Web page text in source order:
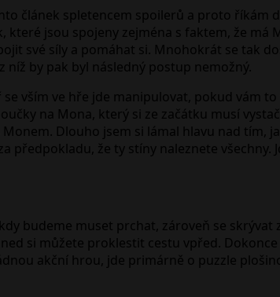
článek spletencem spoilerů a proto říkám
jsou spojeny zejména s faktem, že má
své síly a pomáhat si. Mnohokrát se tak
níž by pak byl následný postup nemožný.
vším ve hře jde manipulovat, pokud vám
na Mona, který si ze začátku musí
Dlouho jsem si lámal hlavu nad tím,
předpokladu, že ty stíny naleznete
budeme muset prchat, zároveň se
si můžete proklestit cestu vpřed.
akční hrou, jde primárně o puzzle